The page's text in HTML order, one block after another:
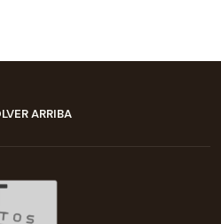
ARRIBA